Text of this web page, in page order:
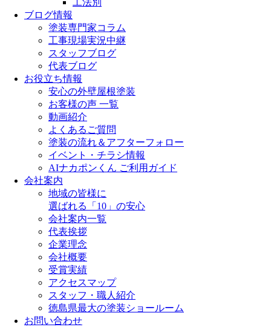
工法別
ブログ情報
塗装専門家コラム
工事現場実況中継
スタッフブログ
代表ブログ
お役立ち情報
安心の外壁屋根塗装
お客様の声 一覧
動画紹介
よくあるご質問
塗装の流れ＆アフターフォロー
イベント・チラシ情報
AIナカポンくん ご利用ガイド
会社案内
地域の皆様に
選ばれる「10」の安心
会社案内一覧
代表挨拶
企業理念
会社概要
受賞実績
アクセスマップ
スタッフ・職人紹介
徳島県最大の塗装ショールーム
お問い合わせ